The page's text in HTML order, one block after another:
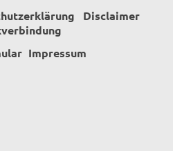
Disclaimer
Impressum